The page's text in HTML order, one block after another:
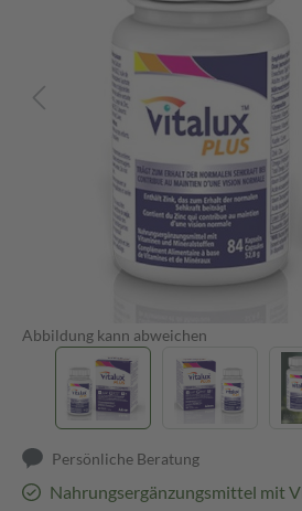
Abbildung kann abweichen
Persönliche Beratung
Nahrungsergänzungsmittel mit